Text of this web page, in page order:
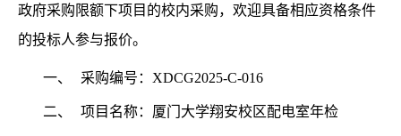
政府采购限额下项目的校内采购，欢迎具备相应资格条件
的投标人参与报价。
一、 采购编号：XDCG2025-C-016
二、 项目名称： 厦门大学翔安校区配电室年检